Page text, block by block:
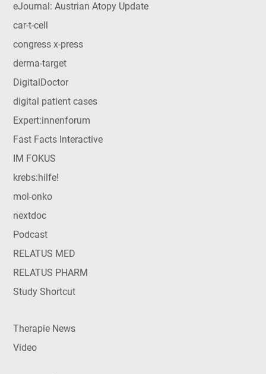
eJournal: Austrian Atopy Update
car-t-cell
congress x-press
derma-target
DigitalDoctor
digital patient cases
Expert:innenforum
Fast Facts Interactive
IM FOKUS
krebs:hilfe!
mol-onko
nextdoc
Podcast
RELATUS MED
RELATUS PHARM
Study Shortcut
Therapie News
Video